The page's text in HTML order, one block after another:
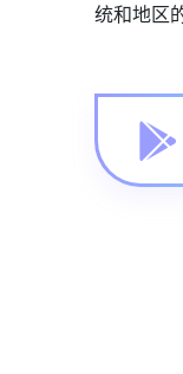
统和地区